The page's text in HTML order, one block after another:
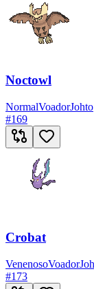
Noctowl
NormalVoadorJohto
#169
Crobat
VenenosoVoador
#173